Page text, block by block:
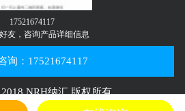
17521674117
友，咨询产品详细信息
询：17521674117
NRH纳汇 版权所有